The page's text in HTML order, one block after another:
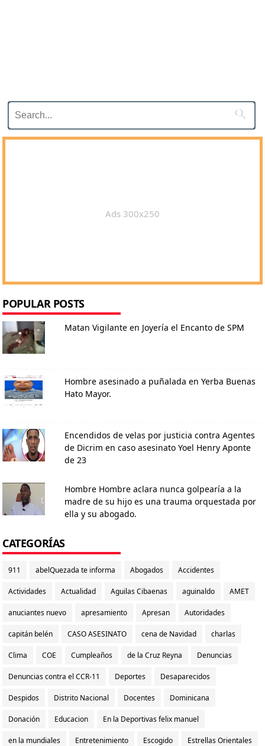

Ads 300x250
POPULAR POSTS
Matan Vigilante en Joyería el Encanto de SPM
Hombre asesinado a puñalada en Yerba Buenas
Hato Mayor.
Encendidos de velas por justicia contra Agentes
de Dicrim en caso asesinato Yoel Henry Aponte
de 23
Hombre Hombre aclara nunca golpearía a la
madre de su hijo es una trauma orquestada por
ella y su abogado.
CATEGORÍAS
911 abelQuezada te informa Abogados Accidentes
Actividades Actualidad Aguilas Cibaenas aguinaldo AMET
anuciantes nuevo apresamiento Apresan Autoridades
capitán belén CASO ASESINATO cena de Navidad charlas
Clima COE Cumpleaños de la Cruz Reyna Denuncias
Denuncias contra el CCR-11 Deportes Desaparecidos
Despidos Distrito Nacional Docentes Dominicana
Donación Educacion En la Deportivas felix manuel
en la mundiales Entretenimiento Escogido Estrellas Orientales